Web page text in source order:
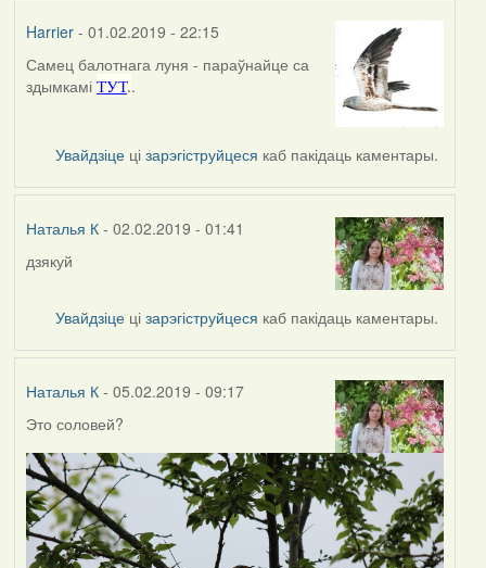
Harrier- 01.02.2019 - 22:15
In
reply
Наталья
К
Самец балотнага луня - параўнайце са
здымкамі ТУТ..
Увайдзіце цізарэгіструйцеся каб пакідаць каментары.
Наталья К- 02.02.2019 - 01:41
In
Harrier
дзякуй
Увайдзіце цізарэгіструйцеся каб пакідаць каментары.
Наталья К- 05.02.2019 - 09:17
Это соловей?